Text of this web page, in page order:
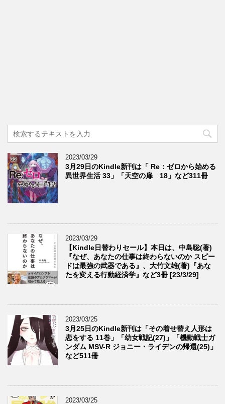
2023/03/29
3月29日のKindle新刊は「 Re：ゼロから始める
異世界生活 33」「天空の扉 18」など311冊
2023/03/29
【Kindle日替わりセール】本日は、中島聡(著)
『なぜ、あなたの仕事は終わらないのか スピー
ドは最強の武器である』、大竹文雄(著)『あな
たを変える行動経済学』など3冊 [23/3/29]
2023/03/25
3月25日のKindle新刊は「その着せ替え人形は
恋をする 11巻」「幼女戦記(27)」「機動戦士ガ
ンダム MSV-R ジョニー・ライデンの帰還(25)」
など511冊
2023/03/25